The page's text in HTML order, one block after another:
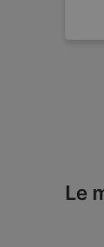
Le